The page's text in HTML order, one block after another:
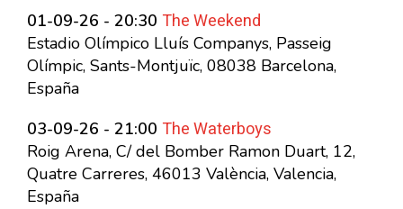
01-09-26 - 20:30 The Weekend
Estadio Olímpico Lluís Companys, Passeig
Olímpic, Sants-Montjuïc, 08038 Barcelona,
España
03-09-26 - 21:00 The Waterboys
Roig Arena, C/ del Bomber Ramon Duart, 12,
Quatre Carreres, 46013 València, Valencia,
España